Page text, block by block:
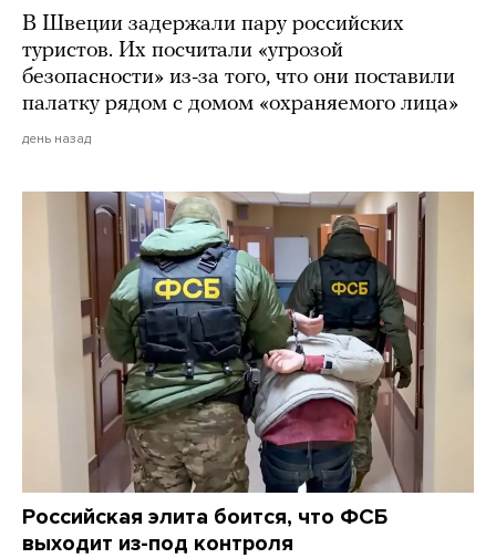
В Швеции задержали пару российских
туристов. Их посчитали «угрозой
безопасности» из-за того, что они поставили
палатку рядом с домом «охраняемого лица»
день назад
Российская элита боится, что ФСБ
выходит из-под контроля